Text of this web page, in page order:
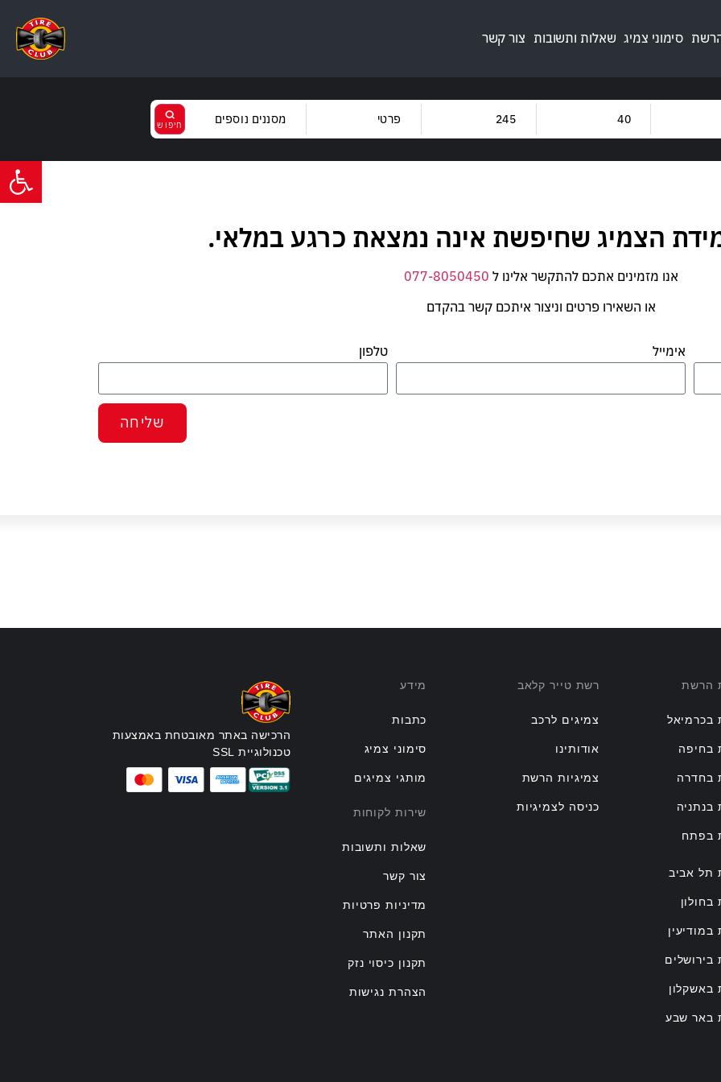
פתח
הרשת סימוני צמיג שאלות ותשובות צור קשר
מסננים נוספים
95
קוד מהירות
הצמיג שחיפשת אינה נמצאת כרגע במלאי.
אנו מזמינים אתכם להתקשר אלינו ל 077-8050450
או השאירו פרטים וניצור איתכם קשר בהקדם
אימייל טלפון
שליחה
הרשת
בכרמיאל
בחיפה
בחדרה
בנתניה
בפתח
תל אביב
בחולון
במודיעין
בירושלים
באשקלון
באר שבע
רשת טייר קלאב
צמיגים לרכב
אודותינו
צמיגיות הרשת
כניסה לצמיגיות
מידע
כתבות
סימוני צמיג
מותגי צמיגים
שירות לקוחות
שאלות ותשובות
צור קשר
מדיניות פרטיות
תקנון האתר
תקנון כיסוי נזק
הצהרת נגישות
הרכישה באתר מאובטחת באמצעות
טכנולוגיית SSL